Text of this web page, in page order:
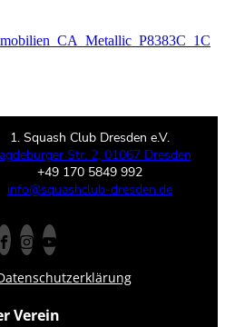
1. Squash Club Dresden e.V.
Str. 2, 01067 Dresden
+49 170 5849 992
info@squashclub-dresden.de
Verein